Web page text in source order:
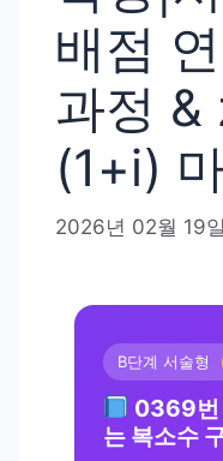
배점
과정
(1+i)
2026년 02월 19일
B단계 서술형
0369번
는 복소수